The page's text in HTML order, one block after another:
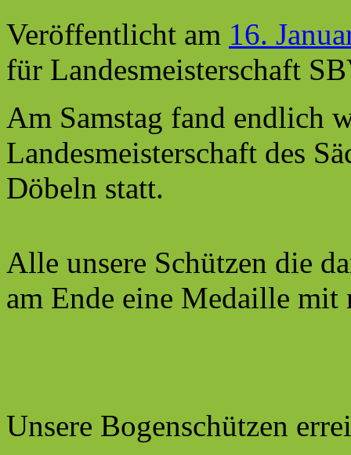
Veröffentlicht am 16.
für Landesmeisterschaft
Am Samstag fand endlich
Landesmeisterschaft des
Döbeln statt.
Alle unsere Schützen die
am Ende eine Medaille mit
Unsere Bogenschützen